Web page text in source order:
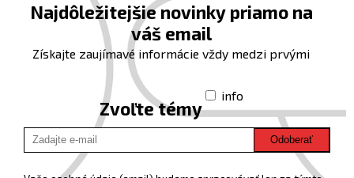
Najdôležitejšie novinky priamo na
váš email
Získajte zaujímavé informácie vždy medzi prvými
Zvoľte témy
info
Odoberať